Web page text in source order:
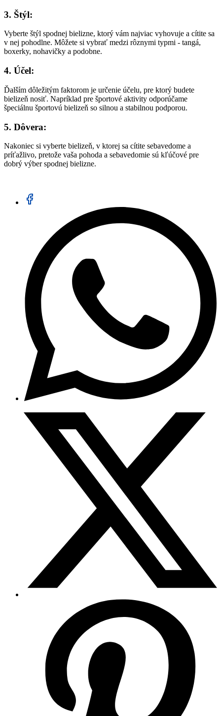
3. Štýl:
Vyberte štýl spodnej bielizne, ktorý vám najviac vyhovuje a cítite sa
v nej pohodlne. Môžete si vybrať medzi rôznymi typmi - tangá,
boxerky, nohavičky a podobne.
4. Účel:
Ďalším dôležitým faktorom je určenie účelu, pre ktorý budete
bielizeň nosiť. Napríklad pre športové aktivity odporúčame
špeciálnu športovú bielizeň so silnou a stabilnou podporou.
5. Dôvera:
Nakoniec si vyberte bielizeň, v ktorej sa cítite sebavedome a
príťažlivo, pretože vaša pohoda a sebavedomie sú kľúčové pre
dobrý výber spodnej bielizne.